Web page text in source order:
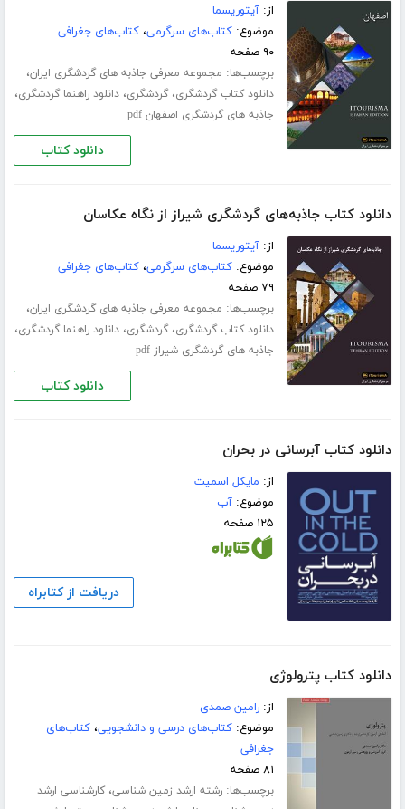
از:آیتوریسما
موضوع:کتاب‌های سرگرمی،کتاب‌های جغرافی
۹۰ صفحه
برچسب‌ها: مجموعه معرفی جاذبه های گردشگری ایران،
دانلود کتاب گردشگری،گردشگری،دانلود راهنما گردشگری،
جاذبه های گردشگری اصفهان pdf
دانلود کتاب
دانلود کتاب جاذبه‌های گردشگری شیراز از نگاه عکاسان
از:آیتوریسما
موضوع:کتاب‌های سرگرمی،کتاب‌های جغرافی
۷۹ صفحه
برچسب‌ها: مجموعه معرفی جاذبه های گردشگری ایران،
دانلود کتاب گردشگری،گردشگری،دانلود راهنما گردشگری،
جاذبه های گردشگری شیراز pdf
دانلود کتاب
دانلود کتاب آبرسانی در بحران
از: مایکل اسمیت
موضوع:آب
۱۲۵ صفحه
دریافت از کتابراه
دانلود کتاب پترولوژی
از:رامین صمدی
موضوع:کتاب‌های درسی و دانشجویی،کتاب‌های
جغرافی
۸۱ صفحه
برچسب‌ها:رشته ارشد زمین شناسی،کارشناسی ارشد